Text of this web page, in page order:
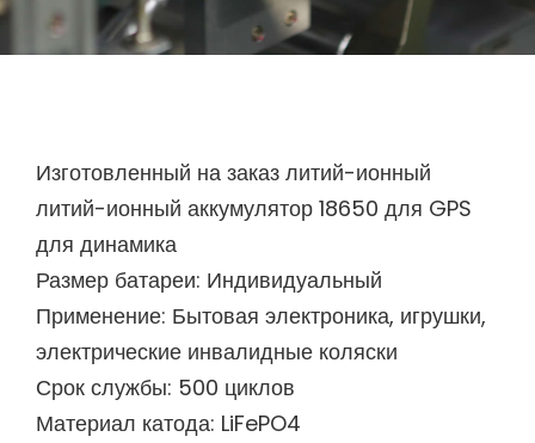
Изготовленный на заказ литий-ионный
литий-ионный аккумулятор 18650 для GPS
для динамика
Размер батареи: Индивидуальный
Применение: Бытовая электроника, игрушки,
электрические инвалидные коляски
Срок службы: 500 циклов
Материал катода: LiFePO4